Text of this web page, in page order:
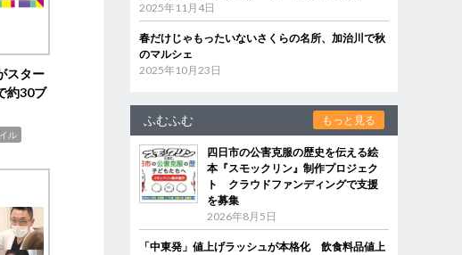
スター
約30ブ
ル
2025年11月4日
春だけじゃもったいないさくらの名所、加治川で秋
のマルシェ
2025年10月23日
ふむふむ もっと見る
四日市の公害克服の歴史を伝える絵
本『スモックリン』制作プロジェク
ト クラウドファンディングで支援
を募集
2026年8月5日
「中東発」値上げラッシュが本格化 飲食料品値上